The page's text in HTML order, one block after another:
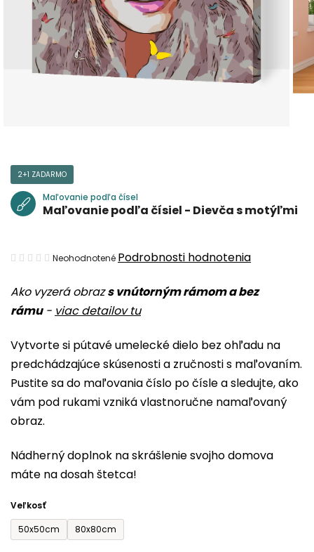
Ako vyzerá obrazs vnútorným rámom a bez
rámu- viac detailov tu
Vytvorte si pútavé umelecké dielo bez ohľadu na
predchádzajúce skúsenosti a zručnosti s maľovaním.
Pustite sa do maľovania číslo po čísle a sledujte, ako
vám pod rukami vzniká vlastnoručne namaľovaný
obraz.
Nádherný doplnok na skrášlenie svojho domova
máte na dosah štetca!
Veľkosť
50x50cm
80x80cm
2+1 ZADARMO
Maľovanie podľa čísel
Maľovanie podľa čísiel - Dievča s motýľmi
Priemerné
produktu
je
z
5
hviezdičiek.
Neohodnotené Podrobnosti hodnotenia